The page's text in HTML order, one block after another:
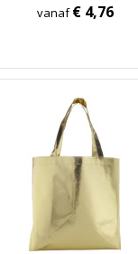
vanaf€ 4,76